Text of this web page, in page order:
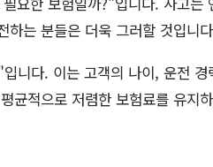
하는 분들은 더욱 그러할 것입니
니다. 이는 고객의 나이, 운전
균적으로 저렴한 보험료를 유지